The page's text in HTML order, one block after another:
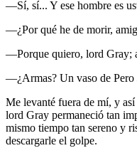
—Sí, sí... Y ese hombre es
—¿Por qué he de morir,
—Porque quiero, lord Gray;
—¿Armas? Un vaso de Pero
Me levanté fuera de mí, y
lord Gray permaneció tan
mismo tiempo tan sereno y
descargarle el golpe.